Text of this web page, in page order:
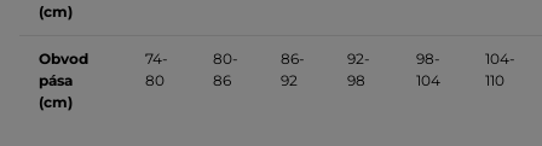
(cm)
Obvod
pása
(cm)
74-
80
80-
86
86-
92
92-
98
98-
104
104-
110